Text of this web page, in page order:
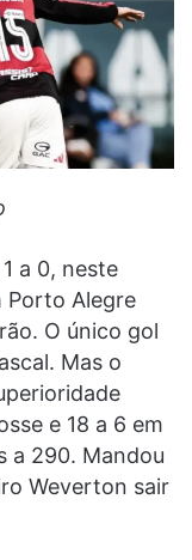
a 0, neste
Porto Alegre
O único gol
Mas o
e 18 a 6 em
a 290. Mandou
Weverton sair